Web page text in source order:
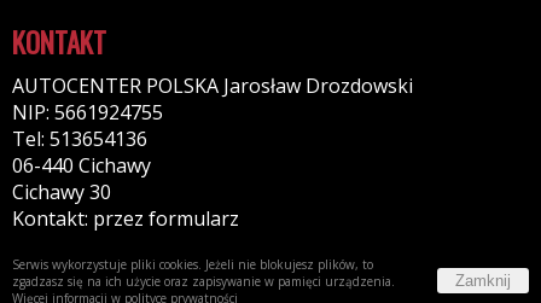
KONTAKT
AUTOCENTER POLSKA Jarosław Drozdowski
NIP: 5661924755
Tel: 513654136
06-440 Cichawy
Cichawy 30
Kontakt: przez formularz
Serwis wykorzystuje pliki cookies. Jeżeli nie blokujesz plików, to
zgadzasz się na ich użycie oraz zapisywanie w pamięci urządzenia.
Więcej informacji w polityce prywatności
Zamknij